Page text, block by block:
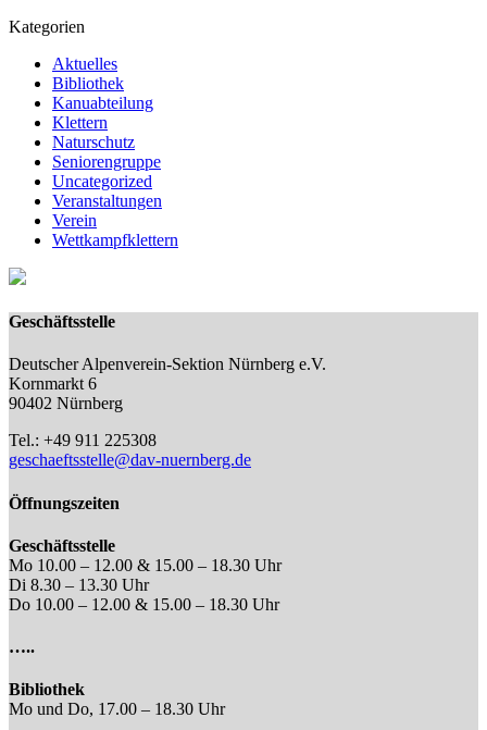
Kategorien
Aktuelles
Bibliothek
Kanuabteilung
Klettern
Naturschutz
Seniorengruppe
Uncategorized
Veranstaltungen
Verein
Wettkampfklettern
Geschäftsstelle
Deutscher Alpenverein-Sektion Nürnberg e.V.
Kornmarkt 6
90402 Nürnberg
Tel.: +49 911 225308
geschaeftsstelle@dav-nuernberg.de
Öffnungszeiten
Geschäftsstelle
Mo 10.00 – 12.00 & 15.00 – 18.30 Uhr
Di 8.30 – 13.30 Uhr
Do 10.00 – 12.00 & 15.00 – 18.30 Uhr
…..
Bibliothek
Mo und Do, 17.00 – 18.30 Uhr